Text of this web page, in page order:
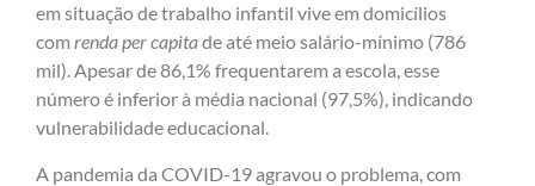
em situação de trabalho infantil vive em domicílios
com renda per capitade até meio salário-mínimo (786
mil). Apesar de 86,1% frequentarem a escola, esse
número é inferior à média nacional (97,5%), indicando
vulnerabilidade educacional.
A pandemia da COVID-19 agravou o problema, com